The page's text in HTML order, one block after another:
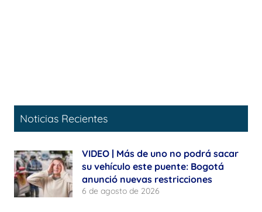
Noticias Recientes
VIDEO | Más de uno no podrá sacar
su vehículo este puente: Bogotá
anunció nuevas restricciones
6 de agosto de 2026